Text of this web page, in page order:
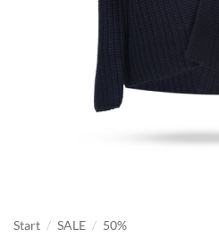
Start / SALE / 50%